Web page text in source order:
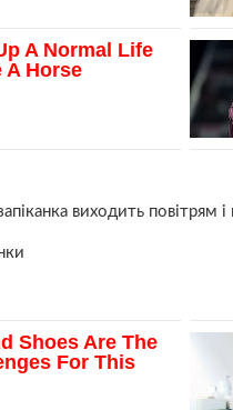
виходить повітрям і